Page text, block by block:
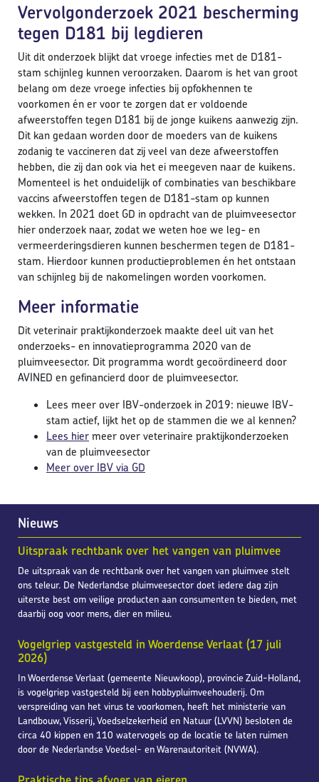
Nieuws
Uitspraak rechtbank over het vangen van pluimvee
De uitspraak van de rechtbank over het vangen van pluimvee stelt
ons teleur. De Nederlandse pluimveesector doet iedere dag zijn
uiterste best om veilige producten aan consumenten te bieden, met
daarbij oog voor mens, dier en milieu.
Vogelgriep vastgesteld in Woerdense Verlaat (17 juli
2026)
In Woerdense Verlaat (gemeente Nieuwkoop), provincie Zuid-Holland,
is vogelgriep vastgesteld bij een hobbypluimveehouderij. Om
verspreiding van het virus te voorkomen, heeft het ministerie van
Landbouw, Visserij, Voedselzekerheid en Natuur (LVVN) besloten de
circa 40 kippen en 110 watervogels op de locatie te laten ruimen
door de Nederlandse Voedsel- en Warenautoriteit (NVWA).
Vervolgonderzoek 2021 bescherming
tegen D181 bij legdieren
Uit dit onderzoek blijkt dat vroege infecties met de D181-
stam schijnleg kunnen veroorzaken. Daarom is het van groot
belang om deze vroege infecties bij opfokhennen te
voorkomen én er voor te zorgen dat er voldoende
afweerstoffen tegen D181 bij de jonge kuikens aanwezig zijn.
Dit kan gedaan worden door de moeders van de kuikens
zodanig te vaccineren dat zij veel van deze afweerstoffen
hebben, die zij dan ook via het ei meegeven naar de kuikens.
Momenteel is het onduidelijk of combinaties van beschikbare
vaccins afweerstoffen tegen de D181-stam op kunnen
wekken. In 2021 doet GD in opdracht van de pluimveesector
hier onderzoek naar, zodat we weten hoe we leg- en
vermeerderingsdieren kunnen beschermen tegen de D181-
stam. Hierdoor kunnen productieproblemen én het ontstaan
van schijnleg bij de nakomelingen worden voorkomen.
Meer informatie
Dit veterinair praktijkonderzoek maakte deel uit van het
onderzoeks- en innovatieprogramma 2020 van de
pluimveesector. Dit programma wordt gecoördineerd door
AVINED en gefinancierd door de pluimveesector.
Lees meer over IBV-onderzoek in 2019: nieuwe IBV-
stam actief, lijkt het op de stammen die we al kennen?
Lees hiermeer over veterinaire praktijkonderzoeken
van de pluimveesector
Meer over IBV via GD